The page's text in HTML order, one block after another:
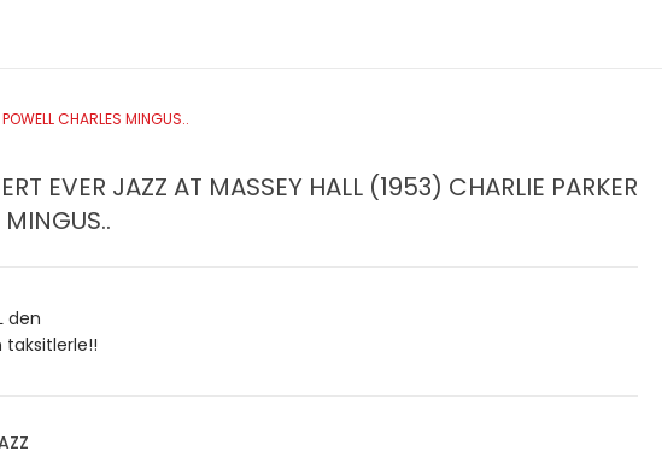
CHARLES MINGUS..
EVER JAZZ AT MASSEY HALL (1953) CHARLIE PARKER
den
taksitlerle!!